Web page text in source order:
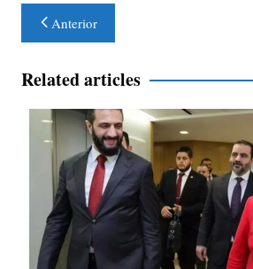
Navegación
de
entradas
Anterior
Related articles